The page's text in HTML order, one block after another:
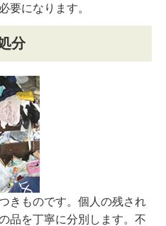
要になります。
分
きものです。個人の残され
品を丁寧に分別します。不